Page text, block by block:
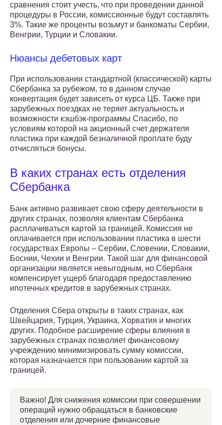
сравнения стоит учесть, что при проведении данной
процедуры в России, комиссионные будут составлять
3%. Такие же проценты возьмут и банкоматы Сербии,
Венгрии, Турции и Словакии.
Нюансы дебетовых карт
При использовании стандартной (классической) карты
Сбербанка за рубежом, то в данном случае
конвертация будет зависеть от курса ЦБ. Также при
зарубежных поездках не теряет актуальность и
возможности кэшбэк-программы Спасибо, по
условиям которой на акционный счет держателя
пластика при каждой безналичной проплате буду
отчисляться бонусы.
В каких странах есть отделения
Сбербанка
Банк активно развивает свою сферу деятельности в
других странах, позволяя клиентам Сбербанка
расплачиваться картой за границей. Комиссия не
оплачивается при использовании пластика в шести
государствах Европы – Сербии, Словении, Словакии,
Боснии, Чехии и Венгрии. Такой шаг для финансовой
организации является невыгодным, но Сбербанк
компенсирует ущерб благодаря предоставлению
ипотечных кредитов в зарубежных странах.
Отделения Сбера открыты в таких странах, как
Швейцария, Турция, Украина, Хорватия и многих
других. Подобное расширение сферы влияния в
зарубежных странах позволяет финансовому
учреждению минимизировать сумму комиссии,
которая назначается при пользовании картой за
границей.
Важно! Для снижения комиссии при совершении
операций нужно обращаться в банковские
отделения или дочерние финансовые